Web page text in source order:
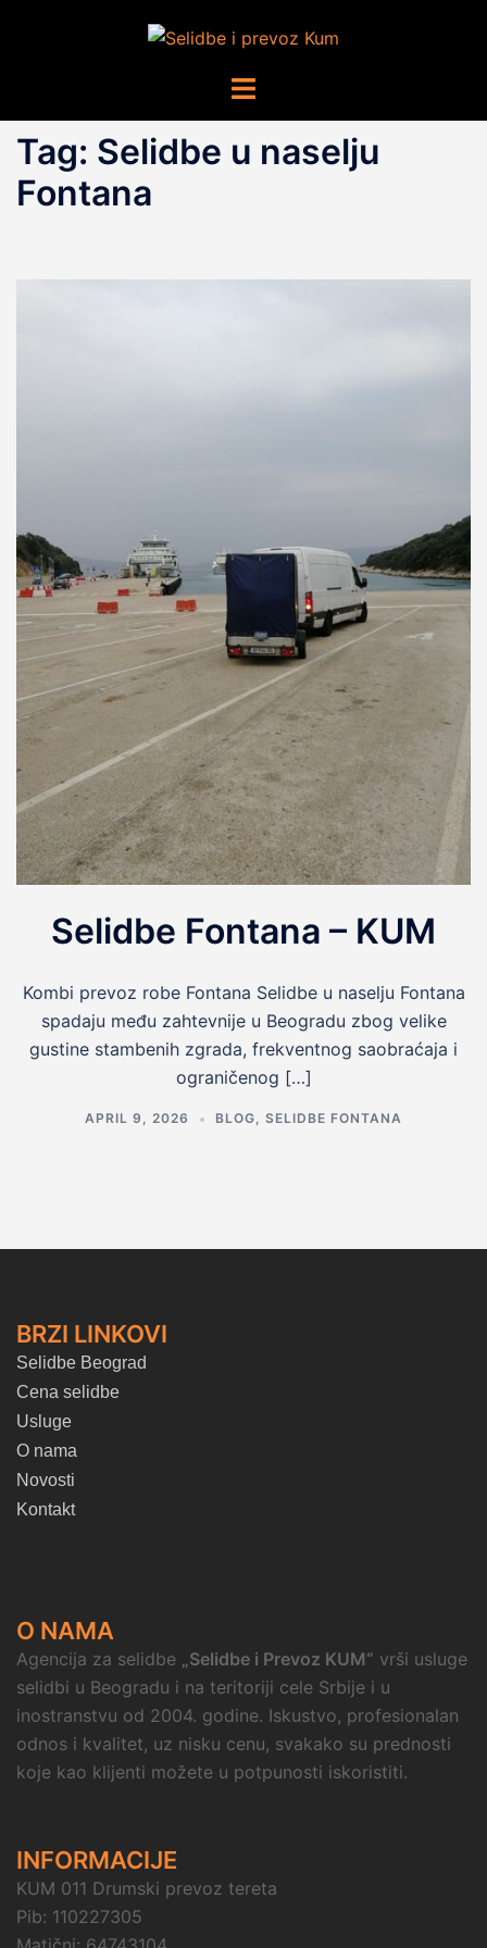
Toggle
Tag: Selidbe u naselju
Fontana
Selidbe Fontana – KUM
Kombi prevoz robe Fontana Selidbe u naselju Fontana
spadaju među zahtevnije u Beogradu zbog velike
gustine stambenih zgrada, frekventnog saobraćaja i
ograničenog […]
APRIL 9, 2026 BLOG SELIDBE FONTANA
BRZI LINKOVI
Selidbe Beograd
Cena selidbe
Usluge
O nama
Novosti
Kontakt
O NAMA
Agencija za selidbe „Selidbe i Prevoz KUM“ vrši usluge
selidbi u Beogradu i na teritoriji cele Srbije i u
inostranstvu od 2004. godine. Iskustvo, profesionalan
odnos i kvalitet, uz nisku cenu, svakako su prednosti
koje kao klijenti možete u potpunosti iskoristiti.
INFORMACIJE
KUM 011 Drumski prevoz tereta
Pib: 110227305